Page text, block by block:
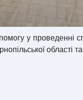
у проведенні